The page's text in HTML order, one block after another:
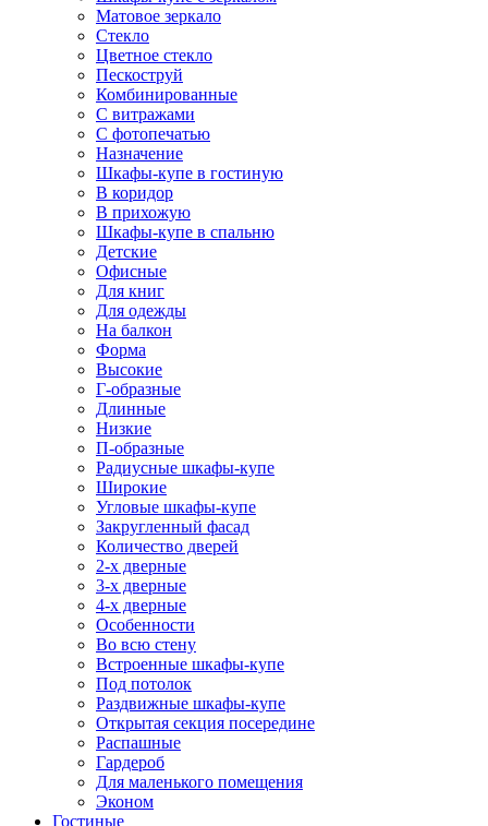
Матовое зеркало
Стекло
Цветное стекло
Пескоструй
Комбинированные
С витражами
С фотопечатью
Назначение
Шкафы-купе в гостиную
В коридор
В прихожую
Шкафы-купе в спальню
Детские
Офисные
Для книг
Для одежды
На балкон
Форма
Высокие
Г-образные
Длинные
Низкие
П-образные
Радиусные шкафы-купе
Широкие
Угловые шкафы-купе
Закругленный фасад
Количество дверей
2-х дверные
3-х дверные
4-х дверные
Особенности
Во всю стену
Встроенные шкафы-купе
Под потолок
Раздвижные шкафы-купе
Открытая секция посередине
Распашные
Гардероб
Для маленького помещения
Эконом
Гостиные